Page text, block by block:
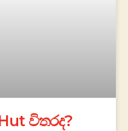
විතරද?